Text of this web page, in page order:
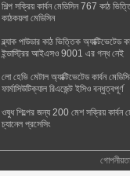
শিল্প সক্রিয় কার্বন মেডিসিন 767 কাঠ
কাঠকয়লা মেডিসিন
ব্ল্যাক পাউডার কাঠ ভিত্তিক অ্যাক্টিভেটেড
ইন্ডাস্ট্রির আইএসও 9001 এর গন্ধ নেই
লো হেভি মেটাল অ্যাক্টিভেটেড কার্বন
ফার্মাসিউটিক্যাল রিএজেন্ট ইসিও বন্ধুত্বপূর্ণ
ওষুধ শিল্পের জন্য 200 মেশ সক্রিয় কার্বন
চ্যানেল প্রসেসিং